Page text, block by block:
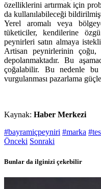
özelliklerini artırmak için
da kullanılabileceği
Yerel aromalı veya
tüketiciler, kendilerine
peynirleri satın almaya
Artisan peynirlerinin çoğu,
depolanmaktadır. Bu
çoğalabilir. Bu nedenle
vurgulanması pazarlama
Kaynak: Haber Merkezi
#bayramiçpeyniri #marka
Önceki Sonraki
Bunlar da ilginizi çekebilir